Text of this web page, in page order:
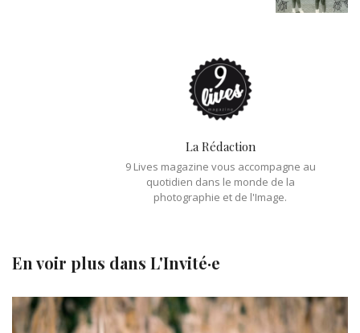
La Rédaction
9 Lives magazine vous accompagne au
quotidien dans le monde de la
photographie et de l'Image.
En voir plus dans L'Invité·e